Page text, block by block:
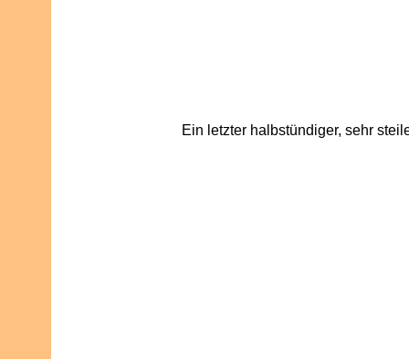
Ein letzter halbstündiger, sehr